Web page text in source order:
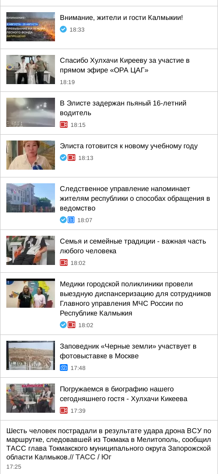
Внимание, жители и гости Калмыкии!
18:33
Спасибо Хулхачи Кирееву за участие в
прямом эфире «ОРА ЦАГ»
18:19
В Элисте задержан пьяный 16-летний
водитель
18:15
Элиста готовится к новому учебному году
18:13
Следственное управление напоминает
жителям республики о способах обращения в
ведомство
18:07
Семья и семейные традиции - важная часть
любого человека
18:02
Медики городской поликлиники провели
выездную диспансеризацию для сотрудников
Главного управления МЧС России по
Республике Калмыкия
18:02
Заповедник «Черные земли» участвует в
фотовыставке в Москве
17:48
Погружаемся в биографию нашего
сегодняшнего гостя - Хулхачи Кикеева
17:39
Шесть человек пострадали в результате удара дрона ВСУ по
маршрутке, следовавшей из Токмака в Мелитополь, сообщил
ТАСС глава Токмакского муниципального округа Запорожской
области Калмыков.// ТАСС / Юг
17:25